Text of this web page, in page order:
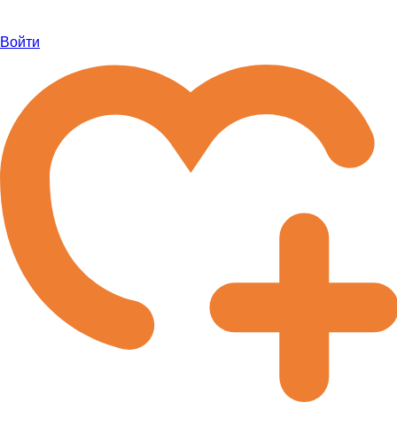
Войти